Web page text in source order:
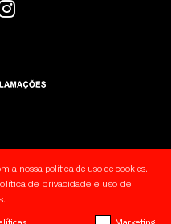
a nossa política de uso de cookies.
de privacidade e uso de